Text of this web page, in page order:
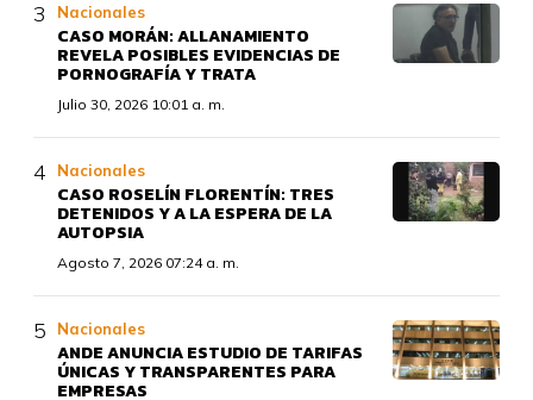
Nacionales
CASO MORÁN: ALLANAMIENTO
REVELA POSIBLES EVIDENCIAS DE
PORNOGRAFÍA Y TRATA
Julio 30, 2026 10:01 a. m.
Nacionales
CASO ROSELÍN FLORENTÍN: TRES
DETENIDOS Y A LA ESPERA DE LA
AUTOPSIA
Agosto 7, 2026 07:24 a. m.
Nacionales
ANDE ANUNCIA ESTUDIO DE TARIFAS
ÚNICAS Y TRANSPARENTES PARA
EMPRESAS